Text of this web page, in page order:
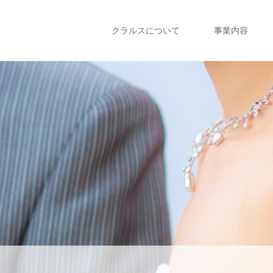
クラルスについて 事業内容